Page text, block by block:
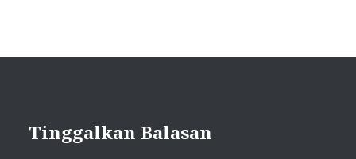
Tinggalkan Balasan